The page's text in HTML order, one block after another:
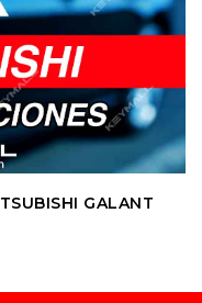
GALANT